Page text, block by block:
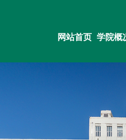
网站首页 学院概